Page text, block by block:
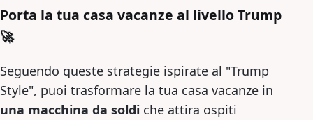
Porta la tua casa vacanze al livello Trump
🚀
Seguendo queste strategie ispirate al "Trump
Style", puoi trasformare la tua casa vacanze in
una macchina da soldi che attira ospiti